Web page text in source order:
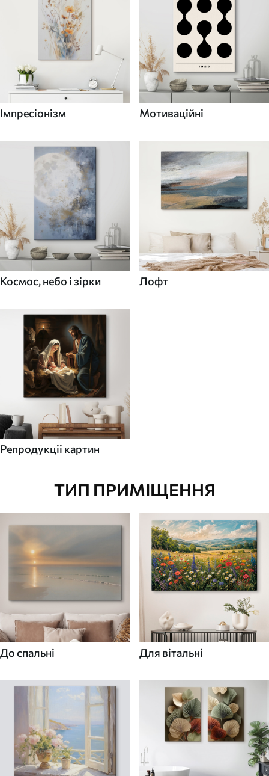
Імпресіонізм Мотиваційні
Космос, небо і зірки Лофт
Репродукціі картин
ТИП ПРИМІЩЕННЯ
До спальні Для вітальні